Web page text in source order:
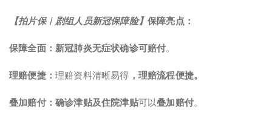
【拍片保︱剧组人员新冠保障险】 保障亮点：
保障全面： 新冠肺炎无症状确诊可赔付。
理赔便捷： 理赔资料清晰易得 ， 理赔流程便捷。
叠加赔付： 确诊津贴及住院津贴可以叠加赔付。